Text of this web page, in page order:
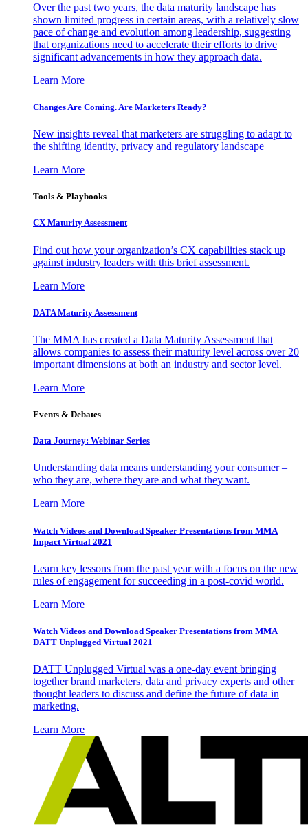
Over the past two years, the data maturity landscape has
shown limited progress in certain areas, with a relatively slow
pace of change and evolution among leadership, suggesting
that organizations need to accelerate their efforts to drive
significant advancements in how they approach data.
Learn More
Changes Are Coming. Are Marketers Ready?
New insights reveal that marketers are struggling to adapt to
the shifting identity, privacy and regulatory landscape
Learn More
Tools & Playbooks
CX Maturity Assessment
Find out how your organization’s CX capabilities stack up
against industry leaders with this brief assessment.
Learn More
DATA Maturity Assessment
The MMA has created a Data Maturity Assessment that
allows companies to assess their maturity level across over 20
important dimensions at both an industry and sector level.
Learn More
Events & Debates
Data Journey: Webinar Series
Understanding data means understanding your consumer –
who they are, where they are and what they want.
Learn More
Watch Videos and Download Speaker Presentations from MMA
Impact Virtual 2021
Learn key lessons from the past year with a focus on the new
rules of engagement for succeeding in a post-covid world.
Learn More
Watch Videos and Download Speaker Presentations from MMA
DATT Unplugged Virtual 2021
DATT Unplugged Virtual was a one-day event bringing
together brand marketers, data and privacy experts and other
thought leaders to discuss and define the future of data in
marketing.
Learn More